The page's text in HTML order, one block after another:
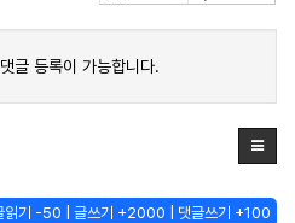
글 등록이 가능합니다.
읽기 -50 | 글쓰기 +2000 | 댓글쓰기 +100